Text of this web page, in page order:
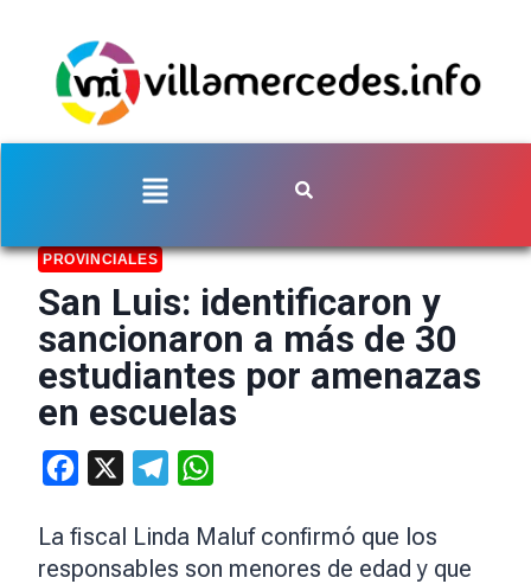
PROVINCIALES
San Luis: identificaron y
sancionaron a más de 30
estudiantes por amenazas
en escuelas
Facebook Telegram
La fiscal Linda Maluf confirmó que los
responsables son menores de edad y que